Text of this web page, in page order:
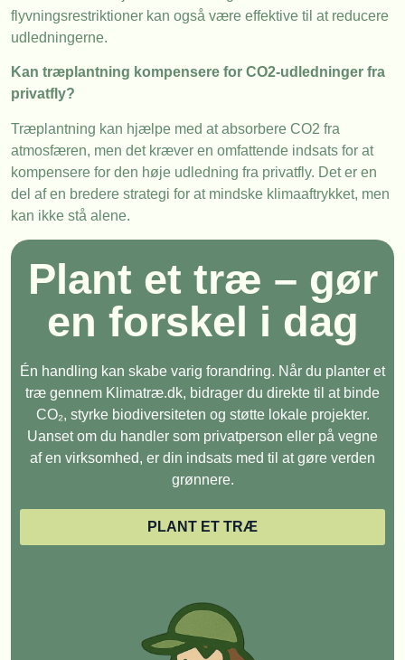
flyvningsrestriktioner kan også være effektive til at reducere
udledningerne.
Kan træplantning kompensere for CO2-udledninger fra
privatfly?
Træplantning kan hjælpe med at absorbere CO2 fra
atmosfæren, men det kræver en omfattende indsats for at
kompensere for den høje udledning fra privatfly. Det er en
del af en bredere strategi for at mindske klimaaftrykket, men
kan ikke stå alene.
Plant et træ – gør
en forskel i dag
Én handling kan skabe varig forandring. Når du planter et
træ gennem Klimatræ.dk, bidrager du direkte til at binde
CO₂, styrke biodiversiteten og støtte lokale projekter.
Uanset om du handler som privatperson eller på vegne
af en virksomhed, er din indsats med til at gøre verden
grønnere.
PLANT ET TRÆ